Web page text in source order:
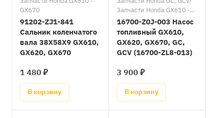
GX670
91202-ZJ1-841
Сальник коленчатого
вала 38X58X9 GX610,
GX620, GX670
1 480 ₽
В корзину
Запчасти Honda GX610 -
GX670
16700-Z0J-003 Насос
топливный GX610,
GX620, GX670, GC,
GCV (16700-ZL8-013)
3 900 ₽
В корзину